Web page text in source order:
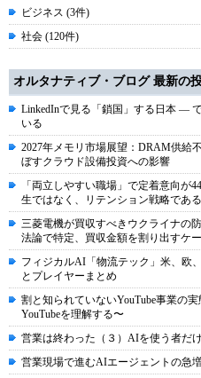
ビジネス (3件)
社会 (120件)
オルタナティブ・ブログ 最新の
LinkedInで見る「鎖国」する日本 ―
いる
2027年メモリ市場展望：DRAM供給
ぼすクラウド設備投資への影響
「両立しやすい職場」で定着意向が
生ではなく、リテンション戦略である
三菱電機が買収すべきウクライナの
法論で特定、買収金額を割り出すケ
フィジカルAI「物流テック」米、欧
とプレイヤーまとめ
割と知られていないYouTube事業の
YouTubeを理解する〜
営業は終わった（３）AIを使う者だ
営業現場で進むAIエージェントの急